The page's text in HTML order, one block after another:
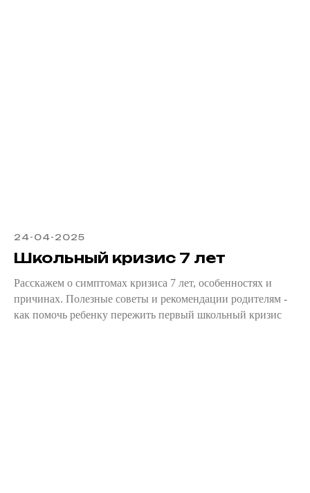
24-04-2025
Школьный кризис 7 лет
Расскажем о симптомах кризиса 7 лет, особенностях и
причинах. Полезные советы и рекомендации родителям -
как помочь ребенку пережить первый школьный кризис